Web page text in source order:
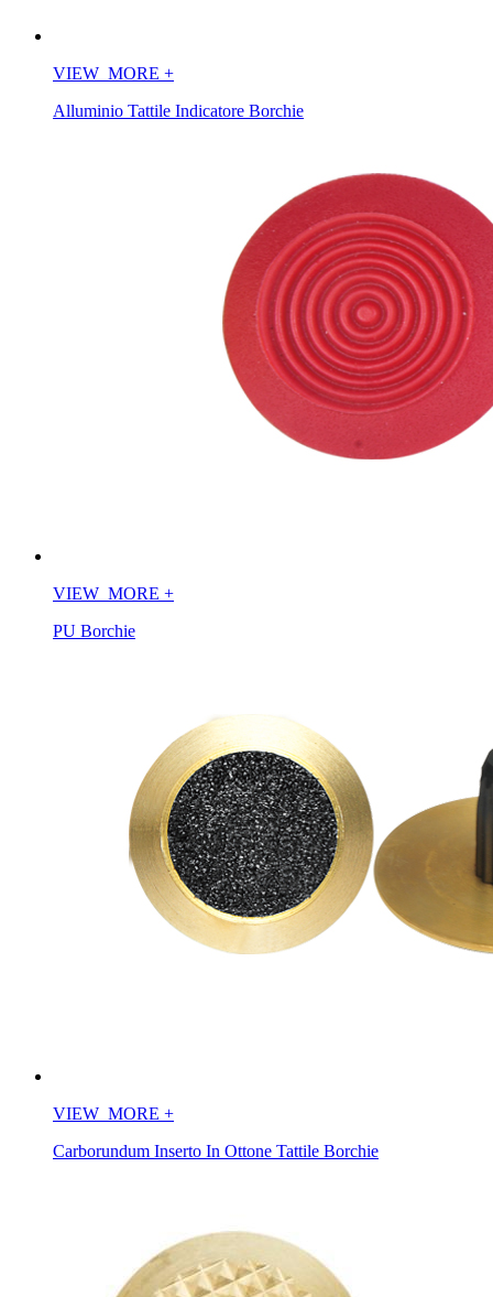
VIEW_MORE +
Alluminio Tattile Indicatore Borchie
VIEW_MORE +
PU Borchie
VIEW_MORE +
Carborundum Inserto In Ottone Tattile Borchie